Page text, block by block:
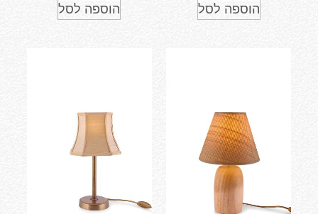
הוספה לסל הוספה לסל